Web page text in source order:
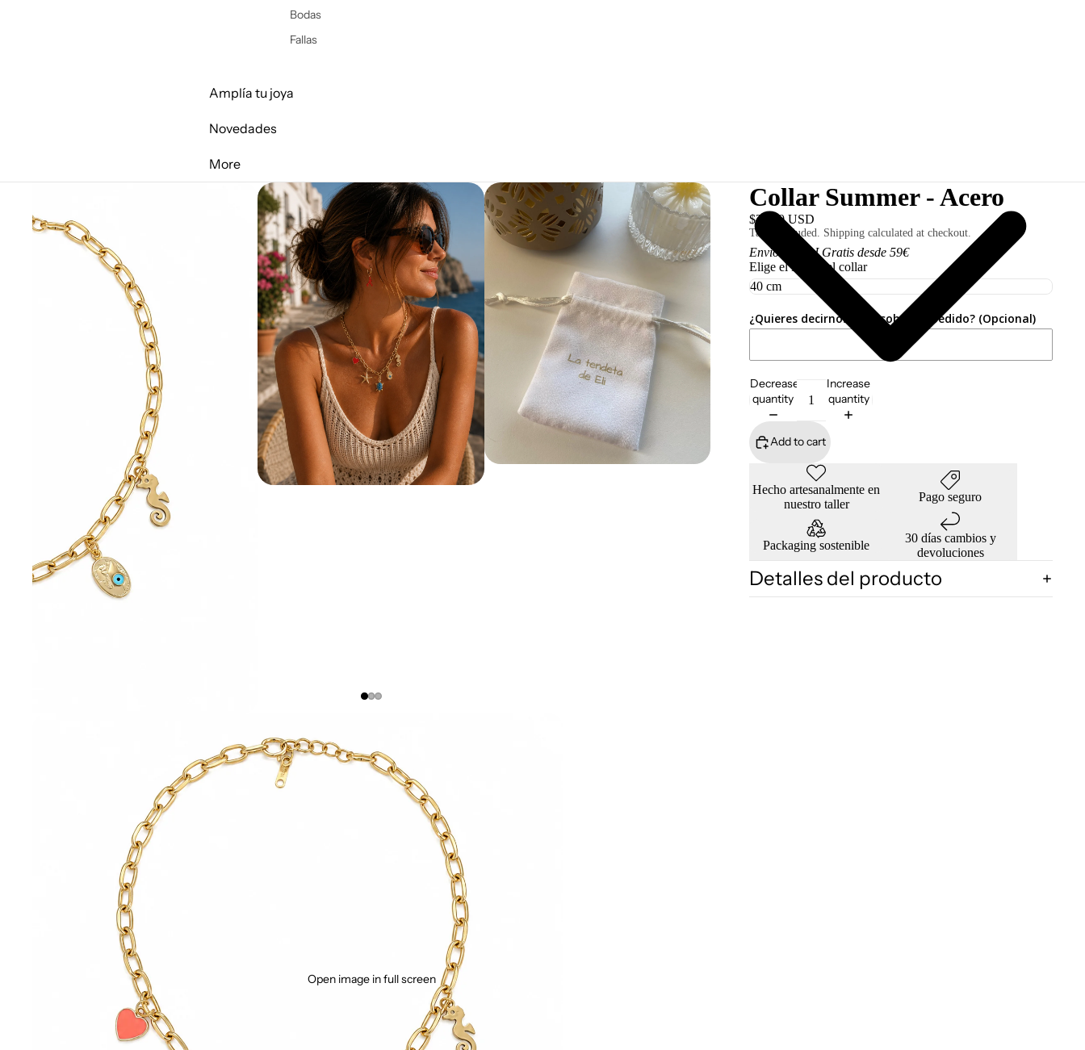
Bodas
Fallas
Amplía tu joya
Novedades
More
Open image in full screen
Collar Summer - Acero
$38.00 USD
Taxes included. Shipping calculated at checkout.
Envío 3,50€ I Gratis desde 59€
Elige el largo del collar
¿Quieres decirnos algo sobre tu pedido? (Opcional)
Decrease
quantity
Increase
quantity
Add to cart
Hecho artesanalmente en
nuestro taller
Pago seguro
Packaging sostenible
30 días cambios y
devoluciones
Detalles del producto